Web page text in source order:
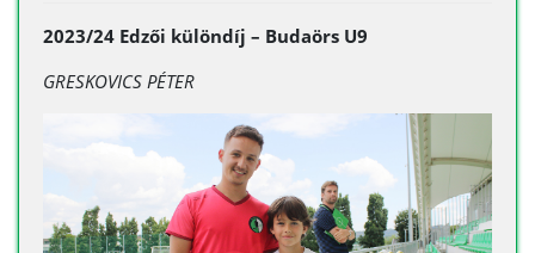
2023/24 Edzői különdíj – Budaörs U9
GRESKOVICS PÉTER